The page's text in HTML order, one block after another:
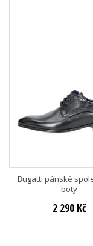
Bugatti pánské
boty
2 290 Kč